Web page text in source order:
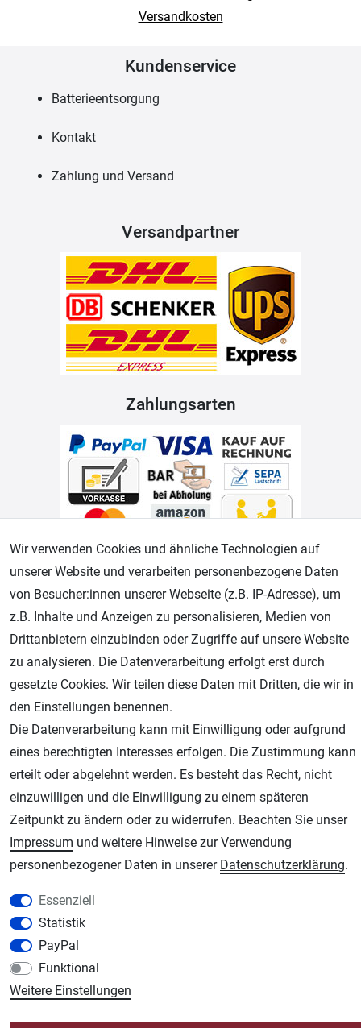
Versandkosten
Kundenservice
Batterieentsorgung
Kontakt
Zahlung und Versand
Versandpartner
Zahlungsarten
Geprüfter Shop
AGB Widerrufsrecht Datenschutz Impressum
Unsere weiteren Shops:
Schmincke-City.de
Schmincke Künstlerfarben das Gesamtsortiment
Schneideplotter, Transferpressen, Siebdruck und Plotterfolien
Modellbau-City.com
Military + Tabletop Plastikmodelle und Modellbau Farben - Bringen Sie Farbe ins
Spiel.
Im-Shop-kaufen.de
Wir verwenden Cookies und ähnliche Technologien auf
unserer Website und verarbeiten personenbezogene Daten
von Besucher:innen unserer Webseite (z.B. IP-Adresse), um
z.B. Inhalte und Anzeigen zu personalisieren, Medien von
Drittanbietern einzubinden oder Zugriffe auf unsere Website
zu analysieren. Die Datenverarbeitung erfolgt erst durch
gesetzte Cookies. Wir teilen diese Daten mit Dritten, die wir in
den Einstellungen benennen.
Die Datenverarbeitung kann mit Einwilligung oder aufgrund
eines berechtigten Interesses erfolgen. Die Zustimmung kann
erteilt oder abgelehnt werden. Es besteht das Recht, nicht
einzuwilligen und die Einwilligung zu einem späteren
Zeitpunkt zu ändern oder zu widerrufen. Beachten Sie unser
Impressum und weitere Hinweise zur Verwendung
personenbezogener Daten in unserer Daten­schutz­erklärung.
Essenziell
Statistik
PayPal
Funktional
Weitere Einstellungen